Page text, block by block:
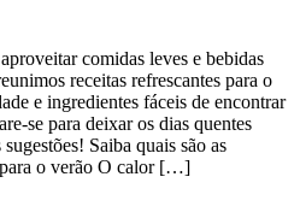
comidas leves e bebidas
receitas refrescantes para o
e ingredientes fáceis de encontrar
se para deixar os dias quentes
Saiba quais são as
para o verão O calor […]